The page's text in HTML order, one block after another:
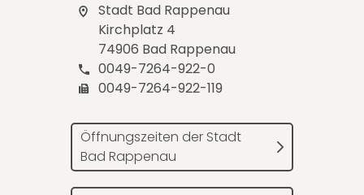
Stadt Bad Rappenau
Kirchplatz 4
74906 Bad Rappenau
0049-7264-922-0
0049-7264-922-119
Öffnungszeiten der Stadt
Bad Rappenau